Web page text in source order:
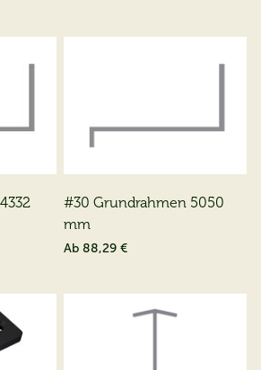
#30 Grundrahmen 5050
mm
Ab 88,29 €